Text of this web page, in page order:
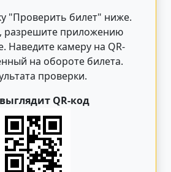
"Проверить билет" ниже.
разрешите приложению
Наведите камеру на QR-
на обороте билета.
проверки.
QR-код